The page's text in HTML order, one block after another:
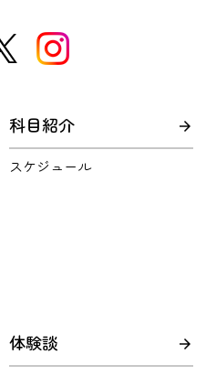
科目紹介
スケジュール
体験談